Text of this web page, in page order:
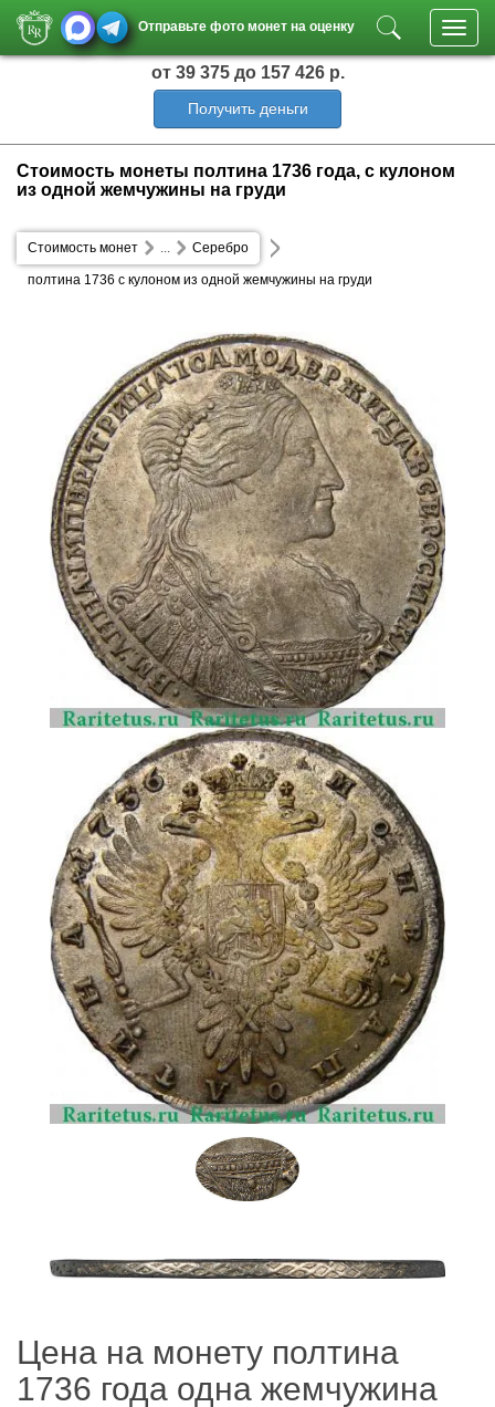
Отправьте фото монет на оценку
от 39 375 до 157 426 р.
Получить деньги
Стоимость монеты полтина 1736 года, с кулоном
из одной жемчужины на груди
Стоимость монет Серебро
...
полтина 1736 с кулоном из одной жемчужины на груди
Цена на монету полтина
1736 года одна жемчужина